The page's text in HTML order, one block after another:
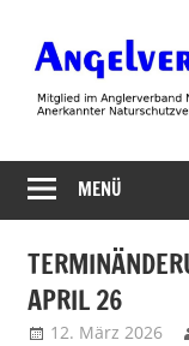
Inhalt
springen
MENÜ
APRIL 26
12. März 2026